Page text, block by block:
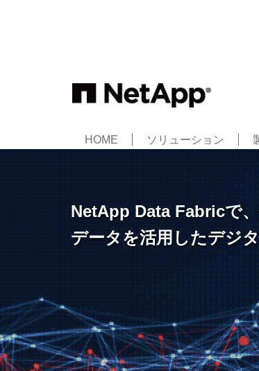
HOME ソリューション
NetApp Data Fabricで
データを活用したデジ